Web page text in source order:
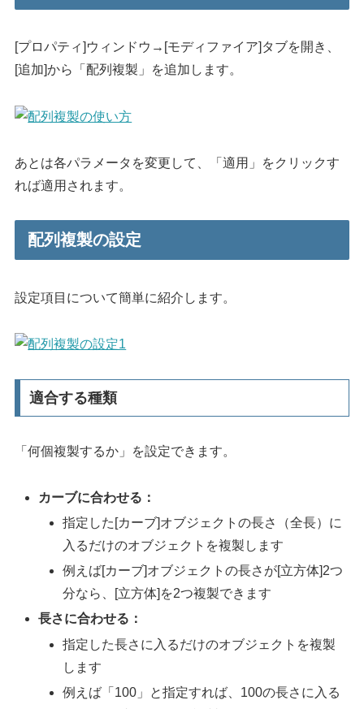
[プロパティ]ウィンドウ→[モディファイア]タブを開き、
[追加]から「配列複製」を追加します。
あとは各パラメータを変更して、「適用」をクリックす
れば適用されます。
配列複製の設定
設定項目について簡単に紹介します。
適合する種類
「何個複製するか」を設定できます。
カーブに合わせる：
指定した[カーブ]オブジェクトの長さ（全長）に
入るだけのオブジェクトを複製します
例えば[カーブ]オブジェクトの長さが[立方体]2つ
分なら、[立方体]を2つ複製できます
長さに合わせる：
指定した長さに入るだけのオブジェクトを複製
します
例えば「100」と指定すれば、100の長さに入る